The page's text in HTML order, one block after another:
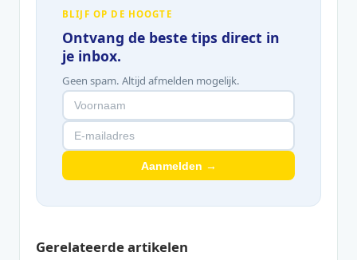
BLIJF OP DE HOOGTE
Ontvang de beste tips direct in
je inbox.
Geen spam. Altijd afmelden mogelijk.
Aanmelden →
Gerelateerde artikelen